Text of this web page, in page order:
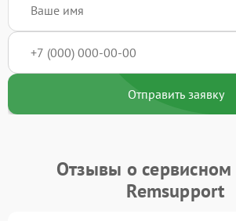
Отправить заявку
Отзывы о сервисном
Remsupport